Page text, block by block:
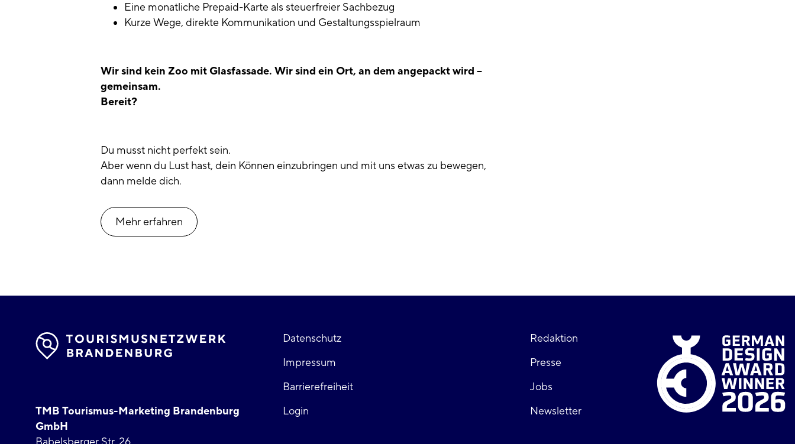
Eine monatliche Prepaid-Karte als steuerfreier Sachbezug
Kurze Wege, direkte Kommunikation und Gestaltungsspielraum
Wir sind kein Zoo mit Glasfassade. Wir sind ein Ort, an dem angepackt wird –
gemeinsam.
Bereit?
Du musst nicht perfekt sein.
Aber wenn du Lust hast, dein Können einzubringen und mit uns etwas zu bewegen,
dann melde dich.
Mehr erfahren
TMB Tourismus-Marketing Brandenburg
GmbH
Fußzeile
links
Datenschutz
Impressum
Barrierefreiheit
Login
Fußzeile
rechts
Redaktion
Presse
Jobs
Newsletter